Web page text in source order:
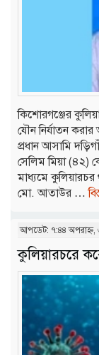
কিশোরগঞ্জের
যৌন নির্যাতন
প্রধান আসামি
সেলিম মিয়া (৪২)
মাধ্যমে
মো. আতাউর …
আপডেট: ৭:৪৪ অপরাহ্ন,
কুলিয়ারচরে